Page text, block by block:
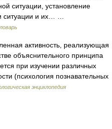
ситуации, установление
ситуации и их… …
активность, реализующая
объяснительного принципа
при изучении различных
(психология познавательных
энциклопедия